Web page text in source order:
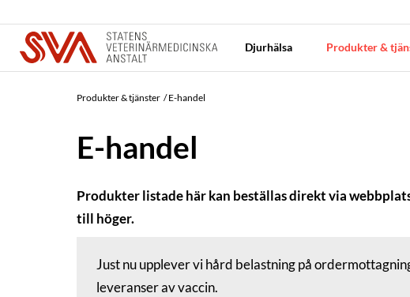
Djurhälsa Produkter &
Produkter & tjänster E-handel
E-handel
Produkter listade här kan beställas direkt via
till höger.
Just nu upplever vi hård belastning på
leveranser av vaccin.